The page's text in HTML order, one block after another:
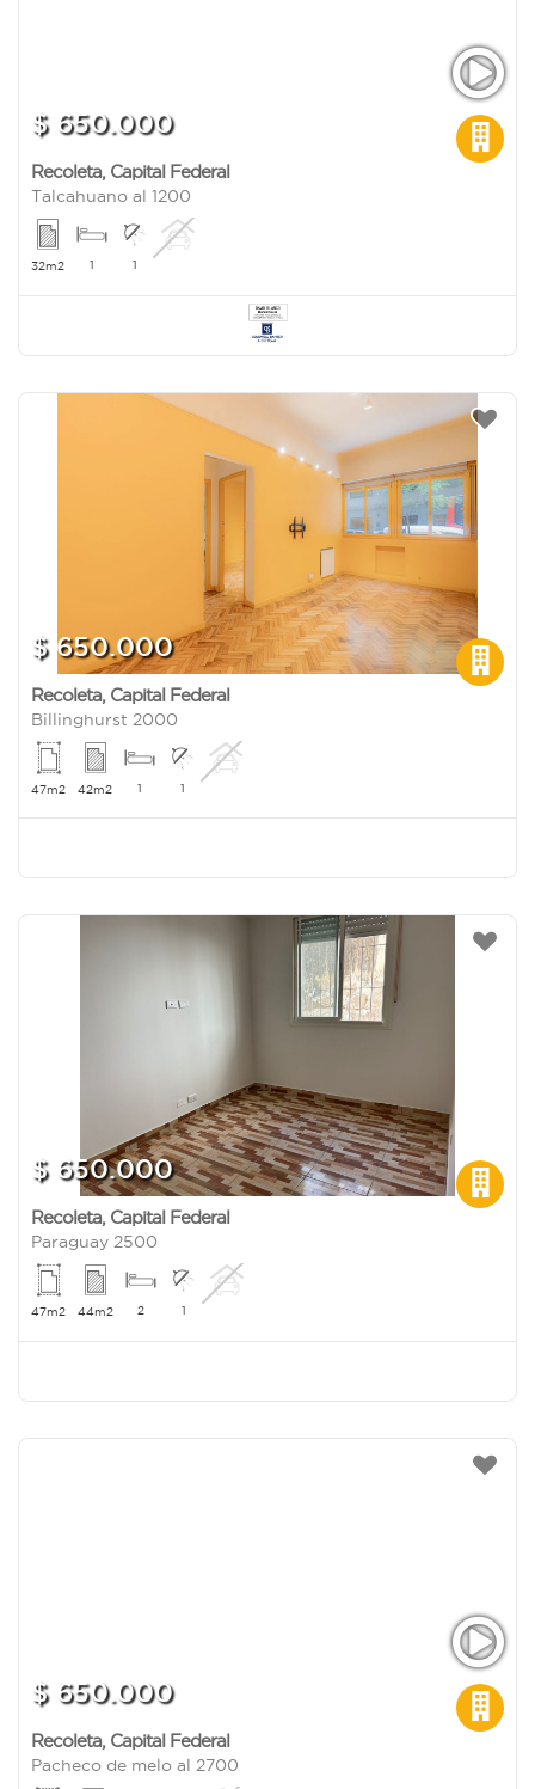
$ 650.000
Recoleta, Capital Federal
Talcahuano al 1200
32m2 1 1
$ 650.000
Recoleta, Capital Federal
Billinghurst 2000
47m2 42m2 1 1
$ 650.000
Recoleta, Capital Federal
Paraguay 2500
47m2 44m2 2 1
$ 650.000
Recoleta, Capital Federal
Pacheco de melo al 2700